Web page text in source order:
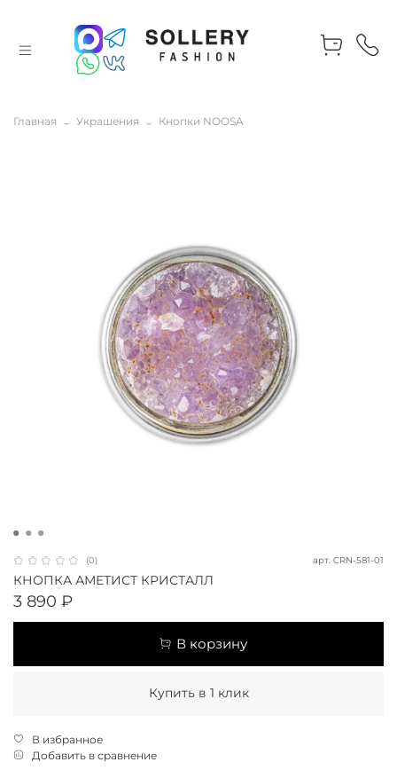
Главная Украшения Кнопки NOOSA
(0) арт. CRN-581-01
КНОПКА АМЕТИСТ КРИСТАЛЛ
3 890 ₽
В корзину
Купить в 1 клик
В избранное
Добавить в сравнение